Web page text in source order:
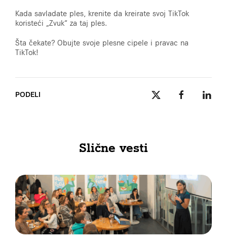
Kada savladate ples, krenite da kreirate svoj TikTok
koristeći „Zvuk“ za taj ples.
Šta čekate? Obujte svoje plesne cipele i pravac na
TikTok!
PODELI
Slične vesti